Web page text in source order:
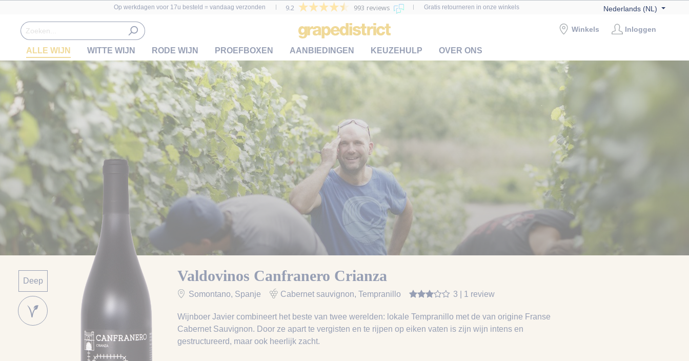
Nederlands (NL)
Op werkdagen voor 17u besteld = vandaag verzonden 9.2 993 reviews Gratis retourneren in onze winkels
ALLE WIJN WITTE WIJN RODE WIJN PROEFBOXEN AANBIEDINGEN KEUZEHULP OVER ONS
Winkels Inloggen
Deep Valdovinos Canfranero Crianza
Somontano, Spanje Cabernet sauvignon, Tempranillo 3 | 1 review
Wijnboer Javier combineert het beste van twee werelden: lokale Tempranillo met de van origine Franse
Cabernet Sauvignon. Door ze apart te vergisten en te rijpen op eiken vaten is zijn wijn intens en
gestructureerd, maar ook heerlijk zacht.